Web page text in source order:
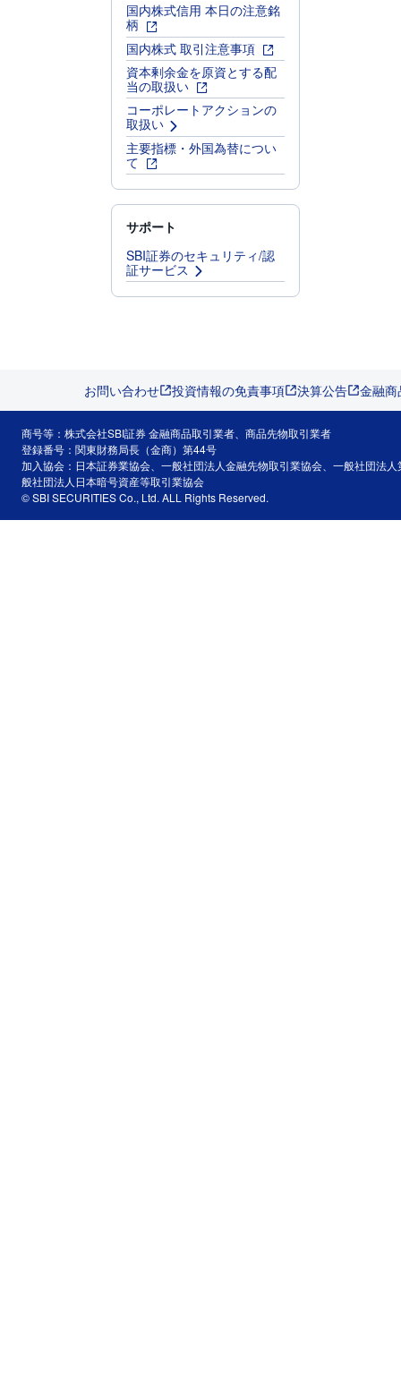
国内株式信用 本日の注意銘
柄
国内株式 取引注意事項
資本剰余金を原資とする配
当の取扱い
コーポレートアクションの
取扱い
主要指標・外国為替につい
て
サポート
SBI証券のセキュリティ/認
証サービス
お問い合わせ 投資情報の免責事項 決算公告 金融
商号等：株式会社SBI証券 金融商品取引業者、商品先物取引業者
登録番号：関東財務局長（金商）第44号
加入協会：日本証券業協会、一般社団法人金融先物取引業協会、一般社団法
般社団法人日本暗号資産等取引業協会
© SBI SECURITIES Co., Ltd. ALL Rights Reserved.